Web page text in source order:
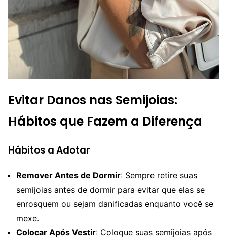
Evitar Danos nas Semijoias:
Hábitos que Fazem a Diferença
Hábitos a Adotar
Remover Antes de Dormir: Sempre retire suas
semijoias antes de dormir para evitar que elas se
enrosquem ou sejam danificadas enquanto você se
mexe.
Colocar Após Vestir: Coloque suas semijoias após